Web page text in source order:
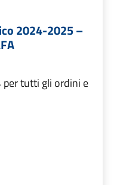
2024-2025 –
tutti gli ordini e